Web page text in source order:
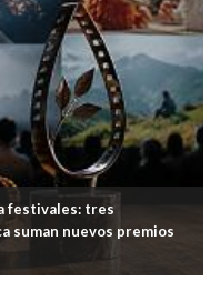
festivales: tres
suman nuevos premios